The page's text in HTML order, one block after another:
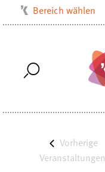
Bereich wählen
Musikschule
Stadtmuseum
Stadtbibliothek
Villa Bosch
Vorherige
Veranstaltungen